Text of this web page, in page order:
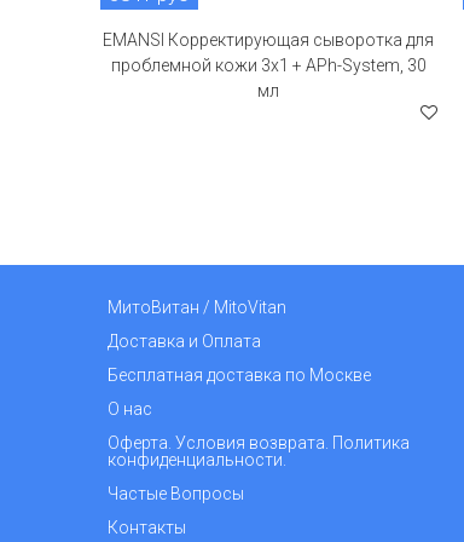
EMANSI Корректирующая сыворотка для
проблемной кожи 3х1 + APh-System, 30
мл
МитоВитан / MitoVitan
Доставка и Оплата
Бесплатная доставка по Москве
О нас
Оферта. Условия возврата. Политика
конфиденциальности.
Частые Вопросы
Контакты